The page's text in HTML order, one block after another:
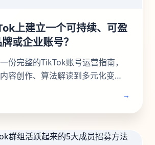
上建立一个可持续、可盈
或企业账号？
份完整的TikTok账号运营指南，
容创作、算法解读到多元化变
商业增长。掌握核心策略，玩转
→